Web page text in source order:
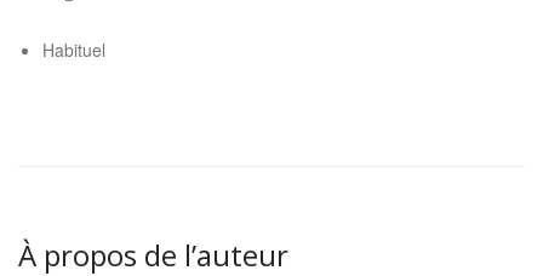
Habituel
À propos de l’auteur